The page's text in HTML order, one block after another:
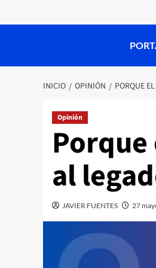
INICIO OPINIÓN PORQUE
Opinión
al
JAVIER FUENTES 27